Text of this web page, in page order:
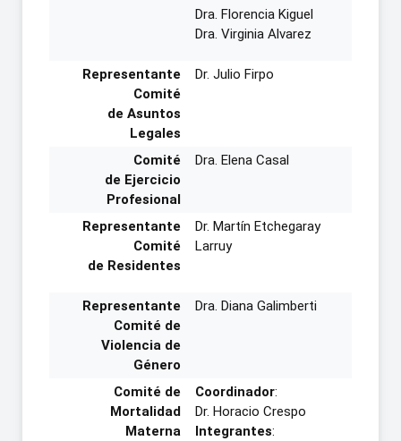
Dra. Florencia Kiguel
Dra. Virginia Alvarez
Representante
Comité
de Asuntos
Legales
Dr. Julio Firpo
Comité
de Ejercicio
Profesional
Dra. Elena Casal
Representante
Comité
de Residentes
Dr. Martín Etchegaray
Larruy
Representante
Comité de
Violencia de
Género
Dra. Diana Galimberti
Comité de
Mortalidad
Materna
Coordinador:
Dr. Horacio Crespo
Integrantes: